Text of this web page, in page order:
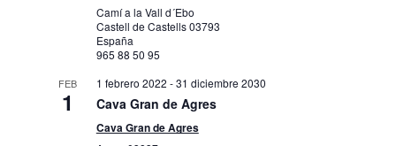
Camí a la Vall d´Ebo
Castell de Castells03793
España
965 88 50 95
FEB
1
1 febrero 2022 -31 diciembre 2030
Cava Gran de Agres
Cava Gran de Agres